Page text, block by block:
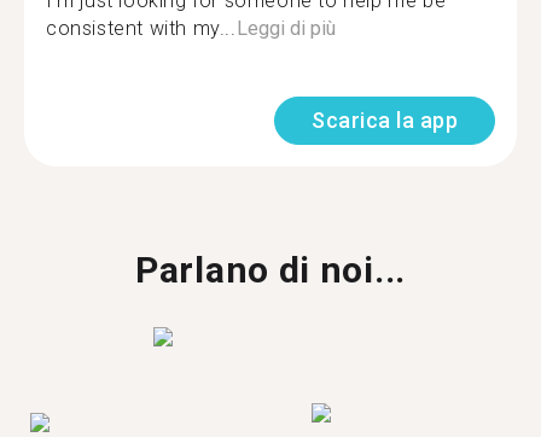
consistent with my...Leggi di più
Scarica la app
Parlano di noi...